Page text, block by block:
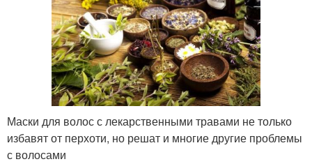
Маски для волос с лекарственными травами не только
избавят от перхоти, но решат и многие другие проблемы
с волосами